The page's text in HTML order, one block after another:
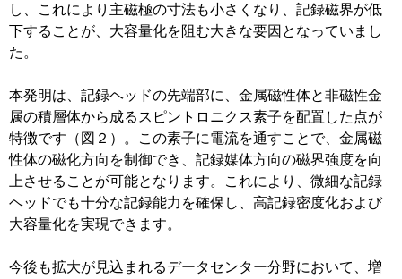
し、これにより主磁極の寸法も小さくなり、記録磁界が低
下することが、大容量化を阻む大きな要因となっていまし
た。
本発明は、記録ヘッドの先端部に、金属磁性体と非磁性金
属の積層体から成るスピントロニクス素子を配置した点が
特徴です（図２）。この素子に電流を通すことで、金属磁
性体の磁化方向を制御でき、記録媒体方向の磁界強度を向
上させることが可能となります。これにより、微細な記録
ヘッドでも十分な記録能力を確保し、高記録密度化および
大容量化を実現できます。
今後も拡大が見込まれるデータセンター分野において、増